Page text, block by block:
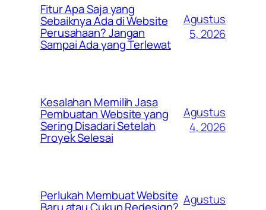
Fitur Apa Saja yang
Sebaiknya Ada di Website
Perusahaan? Jangan
Sampai Ada yang Terlewat
Agustus
5, 2026
Kesalahan Memilih Jasa
Pembuatan Website yang
Sering Disadari Setelah
Proyek Selesai
Agustus
4, 2026
Perlukah Membuat Website Agustus